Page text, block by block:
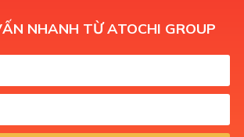
NHANH TỪ ATOCHI GROUP